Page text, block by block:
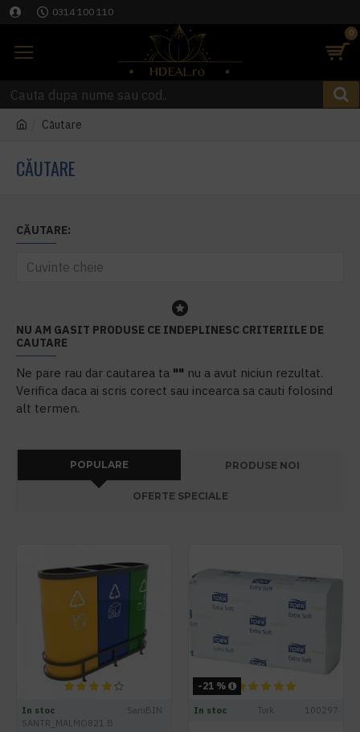
0314 100 110
0
Căutare
CĂUTARE
CĂUTARE:
NU AM GASIT PRODUSE CE INDEPLINESC CRITERIILE DE
CAUTARE
Ne pare rau dar cautarea ta "" nu a avut niciun rezultat.
Verifica daca ai scris corect sau incearca sa cauti folosind
alt termen.
POPULARE PRODUSE NOI
OFERTE SPECIALE
In stoc
SaniBIN
SANTR_MALMO821.B
-21 %
In stoc Tork 100297